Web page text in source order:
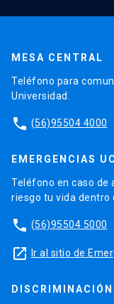
MESA CENTRAL
Teléfono para
Universidad.
phone (56)95504 4000
EMERGENCIAS UC
Teléfono en caso de
riesgo tu vida dentro
phone (56)95504 5000
launch Ir al sitio de